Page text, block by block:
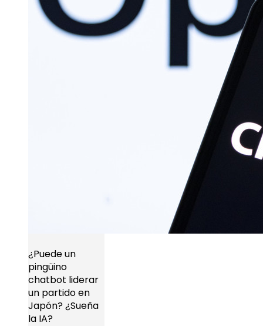
¿Puede un
pingüino
chatbot liderar
un partido en
Japón? ¿Sueña
la IA?